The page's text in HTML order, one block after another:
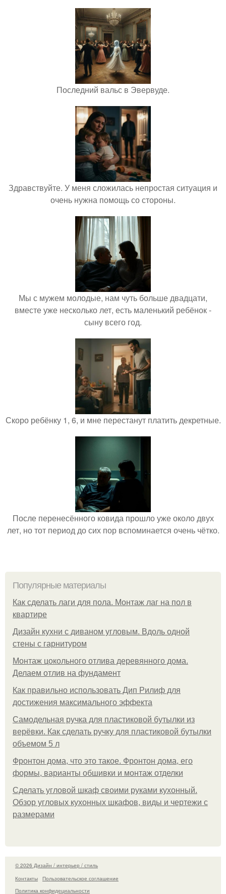
Последний вальс в Эвервуде.
Здравствуйте. У меня сложилась непростая ситуация и
очень нужна помощь со стороны.
Мы с мужем молодые, нам чуть больше двадцати,
вместе уже несколько лет, есть маленький ребёнок -
сыну всего год.
Скоро ребёнку 1, 6, и мне перестанут платить декретные.
После перенесённого ковида прошло уже около двух
лет, но тот период до сих пор вспоминается очень чётко.
Популярные материалы
Как сделать лаги для пола. Монтаж лаг на пол в
квартире
Дизайн кухни с диваном угловым. Вдоль одной
стены с гарнитуром
Монтаж цокольного отлива деревянного дома.
Делаем отлив на фундамент
Как правильно использовать Дип Рилиф для
достижения максимального эффекта
Самодельная ручка для пластиковой бутылки из
верёвки. Как сделать ручку для пластиковой бутылки
объемом 5 л
Фронтон дома, что это такое. Фронтон дома, его
формы, варианты обшивки и монтаж отделки
Сделать угловой шкаф своими руками кухонный.
Обзор угловых кухонных шкафов, виды и чертежи с
размерами
© 2026 Дизайн / интерьер / стиль
Контакты
Пользовательское соглашение
Политика конфидециальности